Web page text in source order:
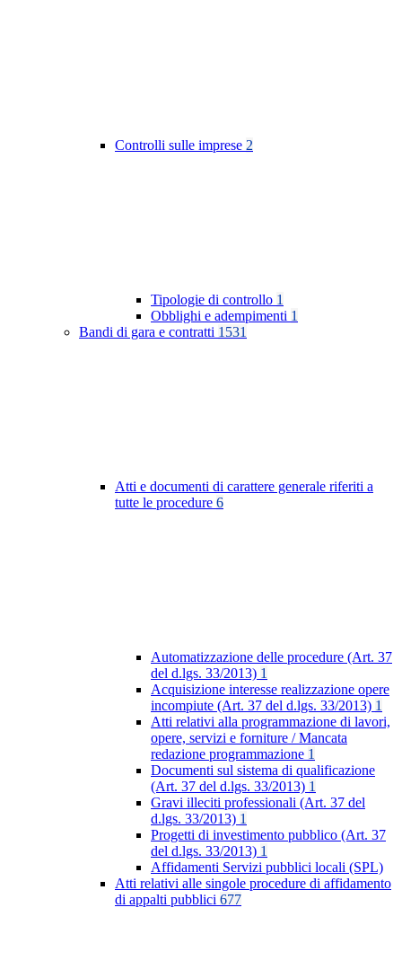
Controlli sulle imprese 2
Tipologie di controllo 1
Obblighi e adempimenti 1
Bandi di gara e contratti 1531
Atti e documenti di carattere generale riferiti a
tutte le procedure 6
Automatizzazione delle procedure (Art. 37
del d.lgs. 33/2013) 1
Acquisizione interesse realizzazione opere
incompiute (Art. 37 del d.lgs. 33/2013) 1
Atti relativi alla programmazione di lavori,
opere, servizi e forniture / Mancata
redazione programmazione 1
Documenti sul sistema di qualificazione
(Art. 37 del d.lgs. 33/2013) 1
Gravi illeciti professionali (Art. 37 del
d.lgs. 33/2013) 1
Progetti di investimento pubblico (Art. 37
del d.lgs. 33/2013) 1
Affidamenti Servizi pubblici locali (SPL)
Atti relativi alle singole procedure di affidamento
di appalti pubblici 677